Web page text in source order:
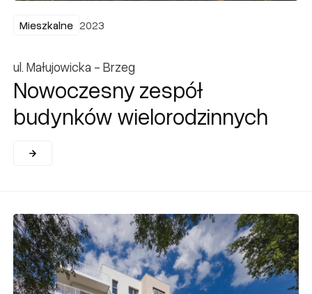
Mieszkalne
Mieszkalne 2023
ul. Małujowicka - Brzeg
Nowoczesny zespół
budynków wielorodzinnych